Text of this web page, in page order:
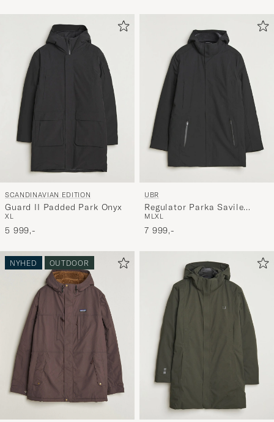
SCANDINAVIAN EDITION
Guard II Padded Park Onyx
XL
5 999,-
UBR
Regulator Parka Savile
Black Wool
M LXL
7 999,-
NYHED OUTDOOR